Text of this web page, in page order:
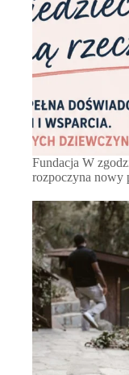
Fundacja W
rozpoczyna nowy